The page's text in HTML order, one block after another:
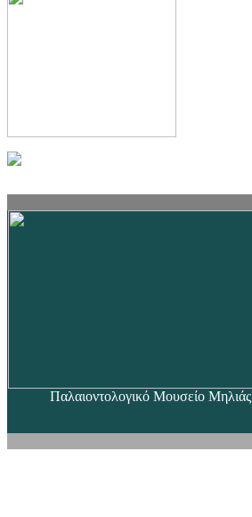
Παλαιοντολογικό Μουσείο Μηλιάς